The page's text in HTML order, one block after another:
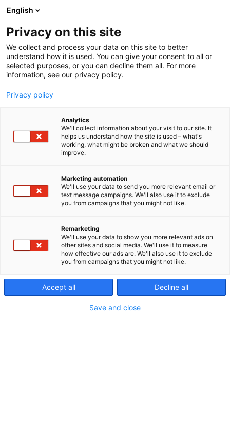
Siirry
sisältöön
Ohjelma
English
Privacy on this site
We collect and process your data on this site to better
understand how it is used. You can give your consent to all or
selected purposes, or you can decline them all. For more
information, see our privacy policy.
Privacy policy
Analytics
We'll collect information about your visit to our site. It
helps us understand how the site is used – what's
working, what might be broken and what we should
improve.
Marketing automation
We'll use your data to send you more relevant email or
text message campaigns. We'll also use it to exclude
you from campaigns that you might not like.
Remarketing
We'll use your data to show you more relevant ads on
other sites and social media. We'll use it to measure
how effective our ads are. We'll also use it to exclude
you from campaigns that you might not like.
Accept all Decline all
Save and close